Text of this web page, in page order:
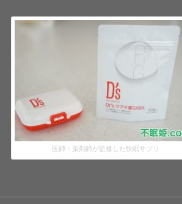
医師・薬剤師が監修した快眠サプリ